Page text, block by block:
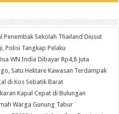
Penembak Sekolah Thailand Diusut
Polisi Tangkap Pelaku
WN India Dibayar Rp4,8 Juta
Satu Hektare Kawasan Terdampak
di Kos Sebatik Barat
Kapal Cepat di Bulungan
Warga Gunung Tabur